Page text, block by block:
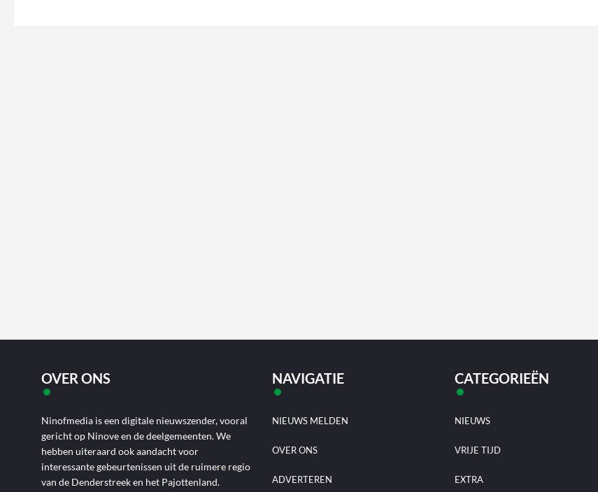
OVER ONS
Ninofmedia is een digitale nieuwszender, vooral
gericht op Ninove en de deelgemeenten. We
hebben uiteraard ook aandacht voor
interessante gebeurtenissen uit de ruimere regio
van de Denderstreek en het Pajottenland.
NAVIGATIE
NIEUWS MELDEN
OVER ONS
ADVERTEREN
CATEGORIEËN
NIEUWS
VRIJE TIJD
EXTRA